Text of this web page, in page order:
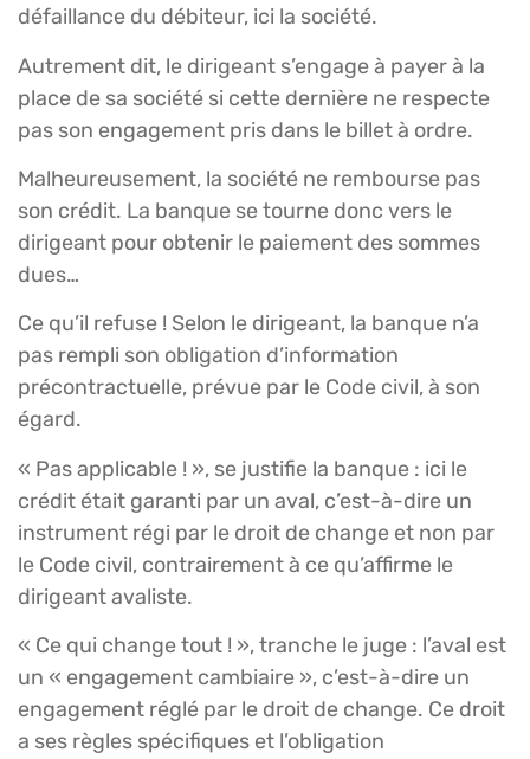
défaillance du débiteur, ici la société.
Autrement dit, le dirigeant s’engage à payer à la
place de sa société si cette dernière ne respecte
pas son engagement pris dans le billet à ordre.
Malheureusement, la société ne rembourse pas
son crédit. La banque se tourne donc vers le
dirigeant pour obtenir le paiement des sommes
dues…
Ce qu’il refuse ! Selon le dirigeant, la banque n’a
pas rempli son obligation d’information
précontractuelle, prévue par le Code civil, à son
égard.
« Pas applicable ! », se justifie la banque : ici le
crédit était garanti par un aval, c’est-à-dire un
instrument régi par le droit de change et non par
le Code civil, contrairement à ce qu’affirme le
dirigeant avaliste.
« Ce qui change tout ! », tranche le juge : l’aval est
un « engagement cambiaire », c’est-à-dire un
engagement réglé par le droit de change. Ce droit
a ses règles spécifiques et l’obligation